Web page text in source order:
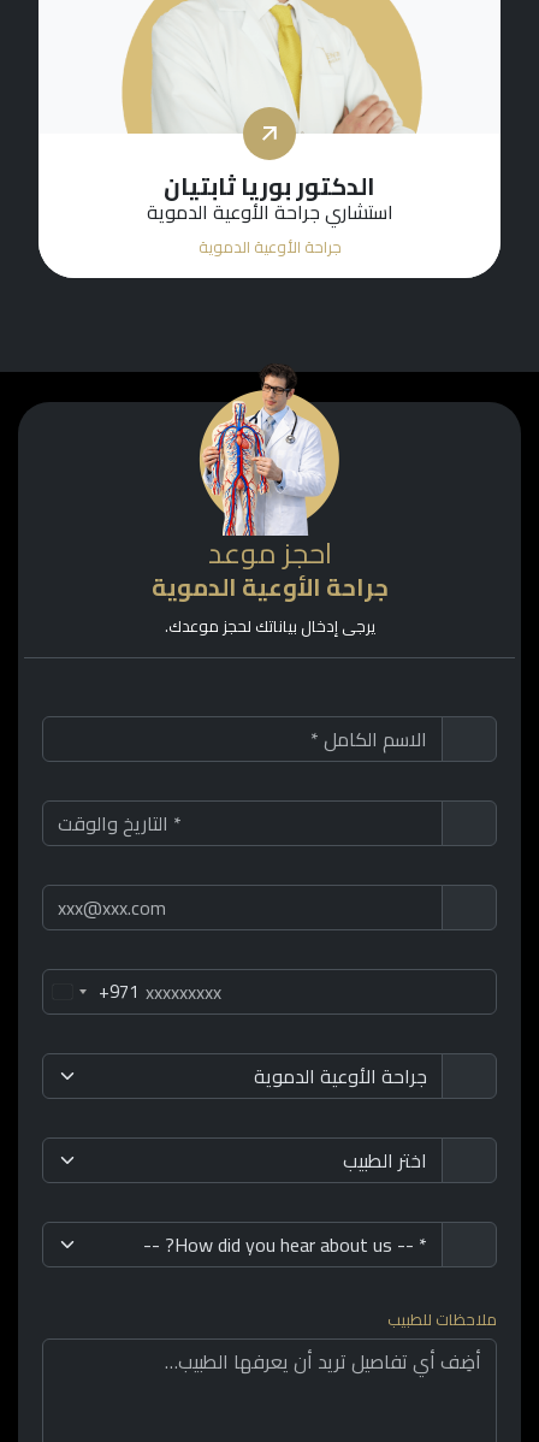
الدكتور بوريا ثابتيان
استشاري جراحة الأوعية الدموية
جراحة الأوعية الدموية
احجز موعد
جراحة الأوعية الدموية
يرجى إدخال بياناتك لحجز موعدك.
+971
ملاحظات للطبيب